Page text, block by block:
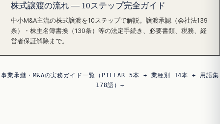
株式譲渡の流れ — 10ステップ完全ガイド
中小M&A主流の株式譲渡を10ステップで解説。譲渡承認（会社法139
条）・株主名簿書換（130条）等の法定手続き、必要書類、税務、経
営者保証解除まで。
事業承継・M&Aの実務ガイド一覧（PILLAR 5本 + 業種別 14本 + 用語集
178語）→